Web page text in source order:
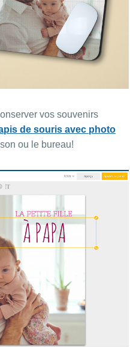
vos souvenirs
de souris avec photo
ou le bureau!